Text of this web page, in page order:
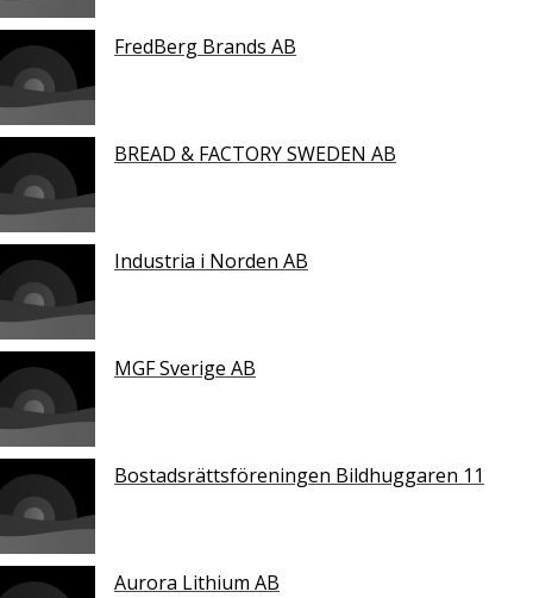
FredBerg Brands AB
BREAD & FACTORY SWEDEN AB
Industria i Norden AB
MGF Sverige AB
Bostadsrättsföreningen Bildhuggaren 11
Aurora Lithium AB